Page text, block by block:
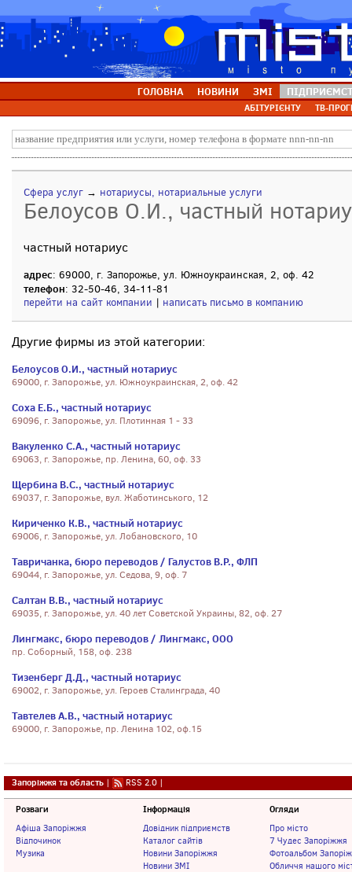
ГОЛОВНА НОВИНИ ЗМІ
АБІТУРІЄНТУ ТВ-
Сфера услуг → нотариусы, нотариальные услуги
Белоусов О.И., частный
частный нотариус
адрес: 69000, г. Запорожье, ул. Южноукраинская, 2, оф. 42
телефон: 32-50-46, 34-11-81
перейти на сайт компании | написать письмо в компанию
Другие фирмы из этой категории:
Белоусов О.И., частный нотариус
69000, г. Запорожье, ул. Южноукраинская, 2, оф. 42
Соха Е.Б., частный нотариус
69096, г. Запорожье, ул. Плотинная 1 - 33
Вакуленко С.А., частный нотариус
69063, г. Запорожье, пр. Ленина, 60, оф. 33
Щербина В.С., частный нотариус
69037, г. Запорожье, вул. Жаботинського, 12
Кириченко К.В., частный нотариус
69006, г. Запорожье, ул. Лобановского, 10
Тавричанка, бюро переводов / Галустов В.Р., ФЛП
69044, г. Запорожье, ул. Седова, 9, оф. 7
Салтан В.В., частный нотариус
69035, г. Запорожье, ул. 40 лет Советской Украины, 82, оф. 27
Лингмакс, бюро переводов / Лингмакс, ООО
пр. Соборный, 158, оф. 238
Тизенберг Д.Д., частный нотариус
69002, г. Запорожье, ул. Героев Сталинграда, 40
Тавтелев А.В., частный нотариус
69000, г. Запорожье, пр. Ленина 102, оф.15
Запоріжжя та область | RSS 2.0 |
Розваги
Афіша Запоріжжя
Відпочинок
Музика
Інформація
Довідник підприємств
Каталог сайтів
Новини Запоріжжя
Новини ЗМІ
Огляди
Про місто
7 Чудес Запоріжжя
Фотоальбом
Обличчя нашого